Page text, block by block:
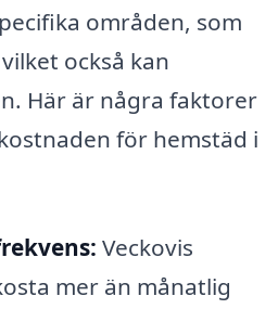
områden, som
också kan
Här är några faktorer
för hemstäd i
Veckovis
mer än månatlig